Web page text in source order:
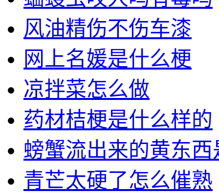
风油精伤不伤车漆
网上名媛是什么梗
凉拌菜怎么做
药材桔梗是什么样的
螃蟹流出来的黄东西
青芒太硬了怎么催熟